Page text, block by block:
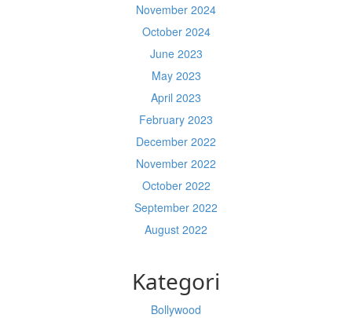
November 2024
October 2024
June 2023
May 2023
April 2023
February 2023
December 2022
November 2022
October 2022
September 2022
August 2022
Kategori
Bollywood